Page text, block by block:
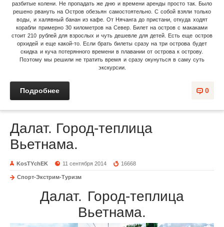
разбитые колени. Не пропадать же дню и времени аренды просто так. Было
решено рвануть на Остров обезьян самостоятельно. С собой взяли только
воды, и халявный банан из кафе. От Нячанга до пристани, откуда ходят
корабли примерно 30 километров на Север. Билет на остров с макаками
стоит 210 рублей для взрослых и чуть дешевле для детей. Есть еще остров
орхидей и еще какой-то. Если брать билеты сразу на три острова будет
скидка и куча потерянного времени в плавании от острова к острову.
Поэтому мы решили не тратить время и сразу окунуться в саму суть
экскурсии.
0
Подробнее
Далат. Город-теплица
Вьетнама.
KosTYchEK 11 сентября 2014 16668
Спорт-Экстрим-Туризм
Далат. Город-теплица
Вьетнама.